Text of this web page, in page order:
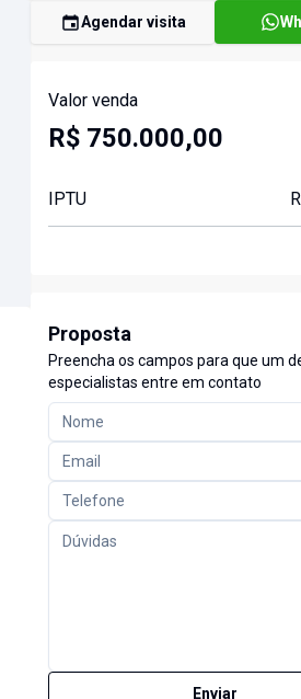
Agendar visita
Valor venda
R$ 750.000,00
IPTU
Proposta
Preencha os campos para que um
especialistas entre em contato
Enviar